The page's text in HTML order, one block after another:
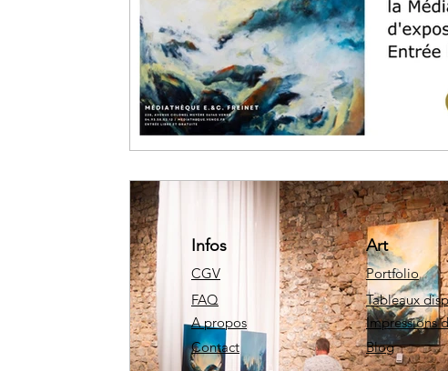
Infos Art
CGV Portfolio
FAQ
A propos
Contact
Tableaux
Impressions
Blog